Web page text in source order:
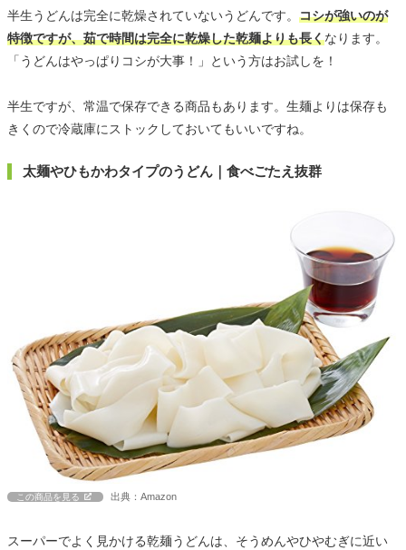
半生うどんは完全に乾燥されていないうどんです。 コシが強いのが
特徴ですが、茹で時間は完全に乾燥した乾麺よりも長くなります。
「うどんはやっぱりコシが大事！」という方はお試しを！
半生ですが、常温で保存できる商品もあります。生麺よりは保存も
きくので冷蔵庫にストックしておいてもいいですね。
太麺やひもかわタイプのうどん｜食べごたえ抜群
この商品を見る 出典：Amazon
スーパーでよく見かける乾麺うどんは、そうめんやひやむぎに近い